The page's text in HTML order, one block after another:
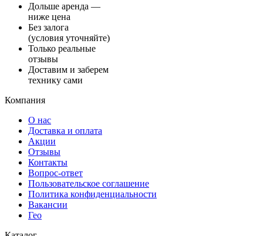
Дольше аренда —
ниже цена
Без залога
(условия уточняйте)
Только реальные
отзывы
Доставим и заберем
технику сами
Компания
О нас
Доставка и оплата
Акции
Отзывы
Контакты
Вопрос-ответ
Пользовательское соглашение
Политика конфиденциальности
Вакансии
Гео